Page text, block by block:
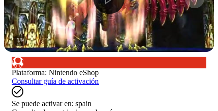
1/9
Plataforma: Nintendo eShop
Consultar guía de activación
Se puede activar en: spain